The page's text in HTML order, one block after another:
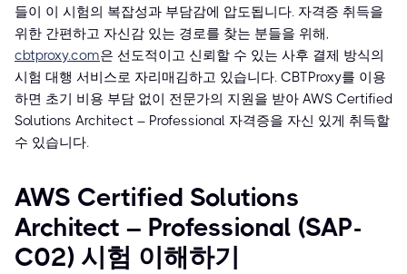
들이 이 시험의 복잡성과 부담감에 압도됩니다. 자격증 취득을
위한 간편하고 자신감 있는 경로를 찾는 분들을 위해,
cbtproxy.com은 선도적이고 신뢰할 수 있는 사후 결제 방식의
시험 대행 서비스로 자리매김하고 있습니다. CBTProxy를 이용
하면 초기 비용 부담 없이 전문가의 지원을 받아 AWS Certified
Solutions Architect – Professional 자격증을 자신 있게 취득할
수 있습니다.
AWS Certified Solutions
Architect – Professional (SAP-
C02) 시험 이해하기